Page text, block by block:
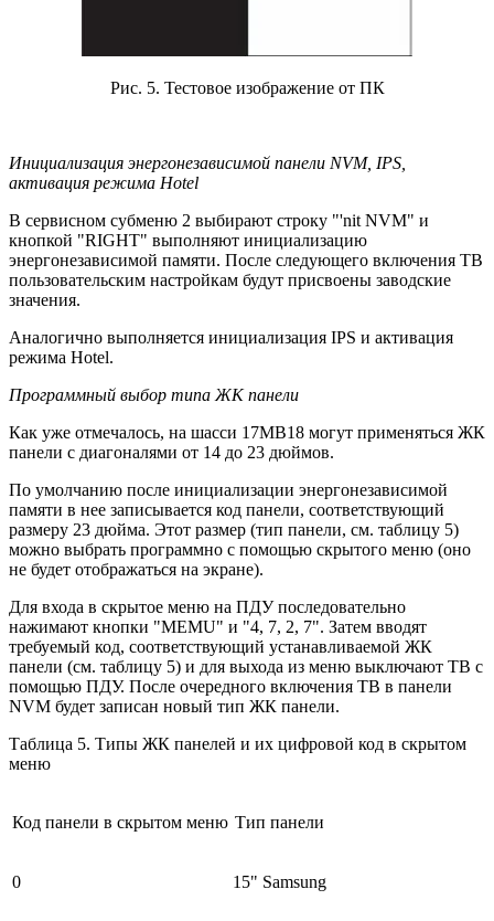
Рис. 5. Тестовое изображение от ПК
Инициализация энергонезависимой панели NVM, IPS,
активация режима Hotel
В сервисном субменю 2 выбирают строку "'nit NVM" и
кнопкой "RIGHT" выполняют инициализацию
энергонезависимой памяти. После следующего включения ТВ
пользовательским настройкам будут присвоены заводские
значения.
Аналогично выполняется инициализация IPS и активация
режима Hotel.
Программный выбор типа ЖК панели
Как уже отмечалось, на шасси 17МВ18 могут применяться ЖК
панели с диагоналями от 14 до 23 дюймов.
По умолчанию после инициализации энергонезависимой
памяти в нее записывается код панели, соответствующий
размеру 23 дюйма. Этот размер (тип панели, см. таблицу 5)
можно выбрать программно с помощью скрытого меню (оно
не будет отображаться на экране).
Для входа в скрытое меню на ПДУ последовательно
нажимают кнопки "MEMU" и "4, 7, 2, 7". Затем вводят
требуемый код, соответствующий устанавливаемой ЖК
панели (см. таблицу 5) и для выхода из меню выключают ТВ с
помощью ПДУ. После очередного включения ТВ в панели
NVM будет записан новый тип ЖК панели.
Таблица 5. Типы ЖК панелей и их цифровой код в скрытом
меню
Код панели в скрытом меню Тип панели
0 15" Samsung